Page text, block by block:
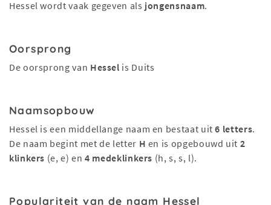
Hessel wordt vaak gegeven als jongensnaam.
Oorsprong
De oorsprong van Hessel is Duits
Naamsopbouw
Hessel is een middellange naam en bestaat uit6 letters.
De naam begint met de letter H en is opgebouwd uit 2
klinkers (e, e) en4 medeklinkers (h, s, s, l).
Populariteit van de naam Hessel